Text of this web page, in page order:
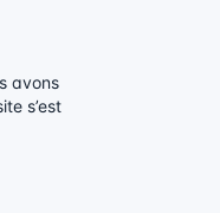
avons
s’est